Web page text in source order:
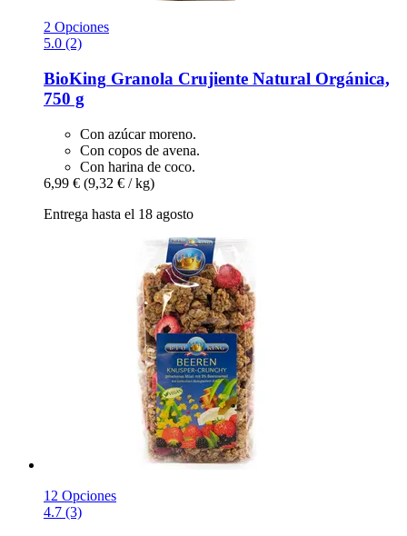
2 Opciones
5.0 (2)
BioKing Granola Crujiente Natural Orgánica,
750 g
Con azúcar moreno.
Con copos de avena.
Con harina de coco.
6,99 € (9,32 € / kg)
Entrega hasta el 18 agosto
12 Opciones
4.7 (3)